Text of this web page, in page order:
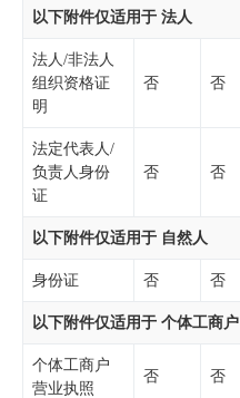
以下附件仅适用于 法人
法人/非法人
组织资格证
明
否 否
法定代表人/
负责人身份
证
否 否
以下附件仅适用于 自然人
身份证 否 否
以下附件仅适用于 个体工商户
个体工商户
营业执照
否 否